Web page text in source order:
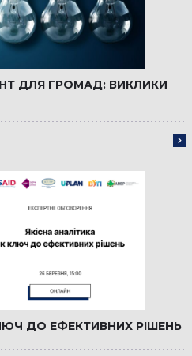
ДЛЯ ГРОМАД: ВИКЛИКИ
ДО ЕФЕКТИВНИХ РІШЕНЬ